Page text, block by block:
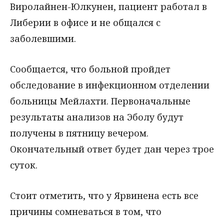
Виролайнен-Юлкунен, пациент работал в
Либерии в офисе и не общался с
заболевшими.
Сообщается, что больной пройдет
обследование в инфекционном отделении
больницы Мейлахти. Первоначальные
результаты анализов на Эболу будут
получены в пятницу вечером.
Окончательный ответ будет дан через трое
суток.
Стоит отметить, что у Ярвинена есть все
причины сомневаться в том, что